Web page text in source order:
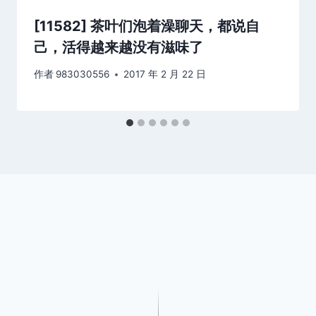
[11582] 茶叶们泡着澡聊天，都说自
己，活得越来越没有滋味了
作者 983030556 2017 年 2 月 22 日